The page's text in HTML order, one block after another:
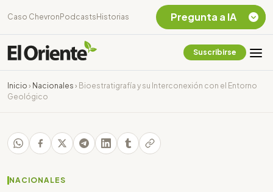
Caso Chevron Podcasts Historias
Suscribirse
Inicio › Nacionales › Bioestratigrafía y su Interconexión con el Entorno
Geológico
NACIONALES
Pregunta a IA
Chevron Ecuador